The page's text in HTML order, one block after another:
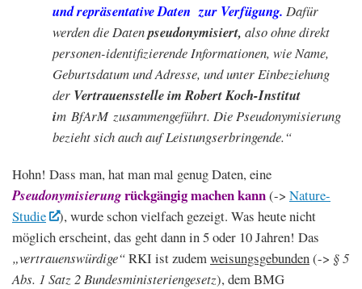
und repräsentative Daten zur Verfügung. Dafür
werden die Datenpseudonymisiert, also ohne direkt
personen-identifizierende Informationen, wie Name,
Geburtsdatum und Adresse, und unter Einbeziehung
der Vertrauensstelle im Robert Koch-Institut
im BfArM zusammengeführt. Die Pseudonymisierung
bezieht sich auch auf Leistungserbringende.“
Hohn! Dass man, hat man mal genug Daten, eine
Pseudonymisierungrückgängig machen kann(-> Nature-
Studie
), wurde schon vielfach gezeigt. Was heute nicht
möglich erscheint, das geht dann in 5 oder 10 Jahren! Das
„vertrauenswürdige“RKI ist zudem weisungsgebunden (-> § 5
Abs. 1 Satz 2 Bundesministeriengesetz), dem BMG